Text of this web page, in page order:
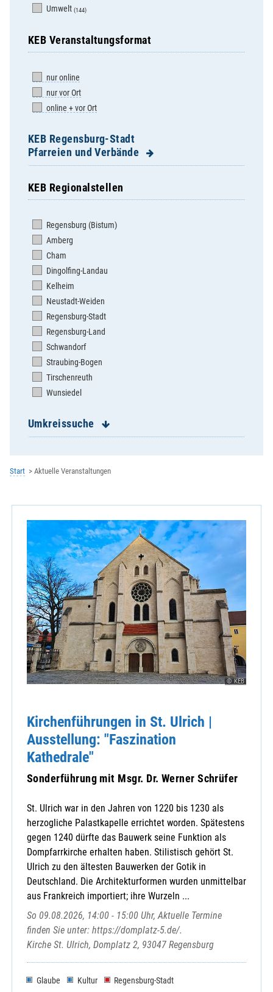
Umwelt (144)
KEB Veranstaltungsformat
nur online
nur vor Ort
online + vor Ort
KEB Regensburg-Stadt
Pfarreien und Verbände
Herz Jesu
Herz Marien
Hl. Dreifaltigkeit Steinweg
Hl. Geist
Mariä Himmelfahrt Sallern
St. Albertus Magnus
St. Andreas
St. Anton
St. Bonifaz/St. Georg
St. Cäcilia
St. Coloman Harting
St. Emmeram
St. Georg Schwabelweis
St. Paul Königswiesen
St. Wolfgang
Zentrale Veranstaltung
Kath. Erziehergemeinschaft
Kath. Hochschulgemeinde
KEB Regionalstellen
Regensburg (Bistum)
Amberg
Cham
Dingolfing-Landau
Kelheim
Neustadt-Weiden
Regensburg-Stadt
Regensburg-Land
Schwandorf
Straubing-Bogen
Tirschenreuth
Wunsiedel
Umkreissuche
Start Aktuelle Veranstaltungen
© KEB
Kirchenführungen in St. Ulrich |
Ausstellung: "Faszination
Kathedrale"
Sonderführung mit Msgr. Dr. Werner Schrüfer
St. Ulrich war in den Jahren von 1220 bis 1230 als
herzogliche Palastkapelle errichtet worden. Spätestens
gegen 1240 dürfte das Bauwerk seine Funktion als
Dompfarrkirche erhalten haben. Stilistisch gehört St.
Ulrich zu den ältesten Bauwerken der Gotik in
Deutschland. Die Architekturformen wurden unmittelbar
aus Frankreich importiert; ihre Wurzeln ...
So 09.08.2026, 14:00 - 15:00 Uhr, Aktuelle Termine
finden Sie unter: https://domplatz-5.de/.
Kirche St. Ulrich, Domplatz 2, 93047 Regensburg
Glaube Kultur
Regensburg-Stadt